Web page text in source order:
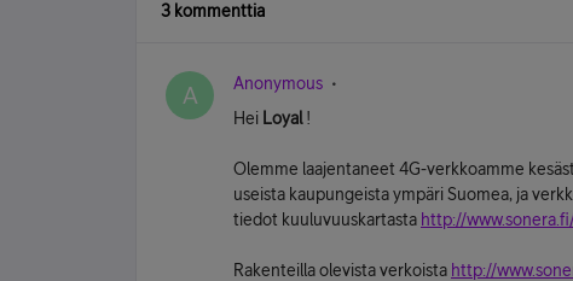
3 kommenttia
A Anonymous
Hei Loyal!
Olemme laajentaneet 4G-verkkoamme
useista kaupungeista ympäri Suomea, ja
tiedot kuuluvuuskartasta http://
Rakenteilla olevista verkoista http://